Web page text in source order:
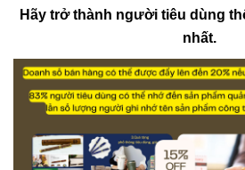
Hãy trở thành người tiêu dùng
nhất.